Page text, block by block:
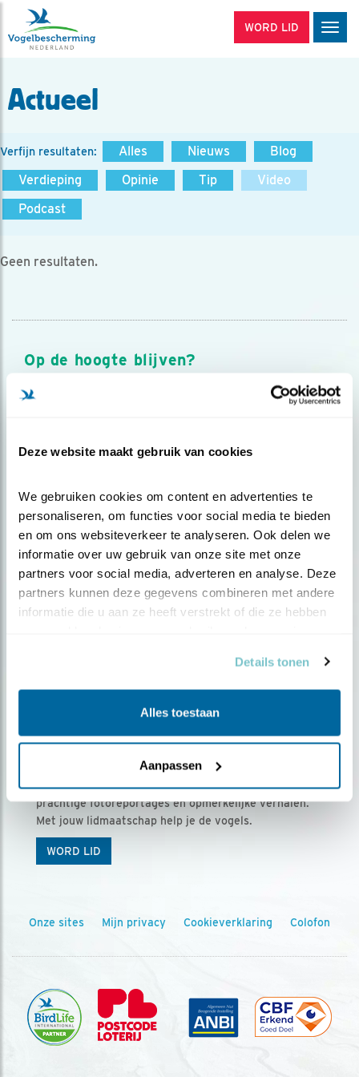
Deze website maakt gebruik van cookies
We gebruiken cookies om content en advertenties te
personaliseren, om functies voor social media te bieden
en om ons websiteverkeer te analyseren. Ook delen we
informatie over uw gebruik van onze site met onze
partners voor social media, adverteren en analyse. Deze
partners kunnen deze gegevens combineren met andere
informatie die u aan ze heeft verstrekt of die ze hebben
Details tonen
Alles toestaan
Aanpassen
WORD LID
Actueel
Verfijn resultaten: Alles Nieuws
Blog
Verdieping
Opinie Tip
Video
Podcast
Geen resultaten.
Op de hoogte blijven?
Meld je aan en ontvang nieuws, inspiratie, acties en tips
over vogels en activiteiten van Vogelbescherming.
Ontvang 5 x Vogels voor € 36,00 per jaar
Vogels is het tijdschrift voor onze leden, met
prachtige fotoreportages en opmerkelijke verhalen.
Met jouw lidmaatschap help je de vogels.
WORD LID
Onze sites Mijn privacy Cookieverklaring Colofon